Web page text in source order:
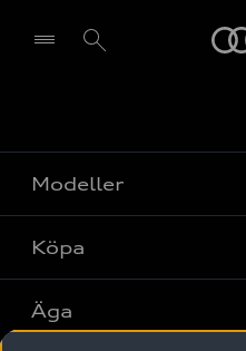
Modeller
Alla modeller
Elbilar
Köpa
Privaterbjudanden
Äga